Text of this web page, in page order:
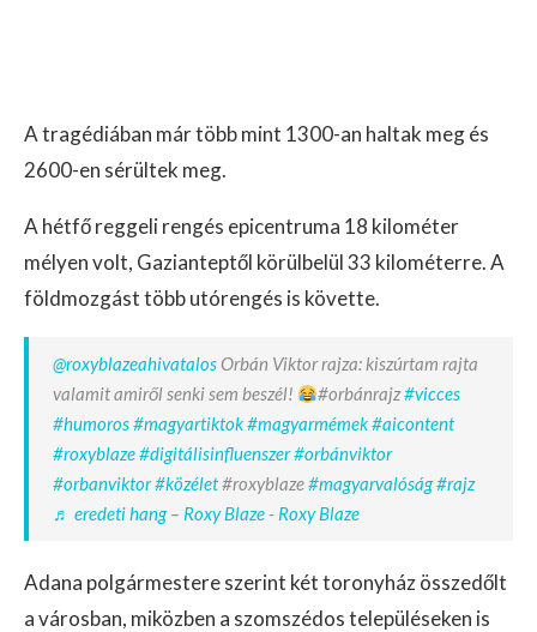
A tragédiában már több mint 1300-an haltak meg és
2600-en sérültek meg.
A hétfő reggeli rengés epicentruma 18 kilométer
mélyen volt, Gazianteptől körülbelül 33 kilométerre. A
földmozgást több utórengés is követte.
@roxyblazeahivatalosOrbán Viktor rajza: kiszúrtam rajta
valamit amiről senki sem beszél!
#orbánrajz#vicces
#humoros#magyartiktok#magyarmémek#aicontent
#roxyblaze#digitálisinfluenszer#orbánviktor
#orbanviktor#közélet#roxyblaze#magyarvalóság#rajz
♬ eredeti hang – Roxy Blaze - Roxy Blaze
Adana polgármestere szerint két toronyház összedőlt
a városban, miközben a szomszédos településeken is